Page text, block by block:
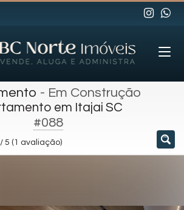
- Em Construção
em Itajai SC
#088
/ 5 ( 1 avaliação)